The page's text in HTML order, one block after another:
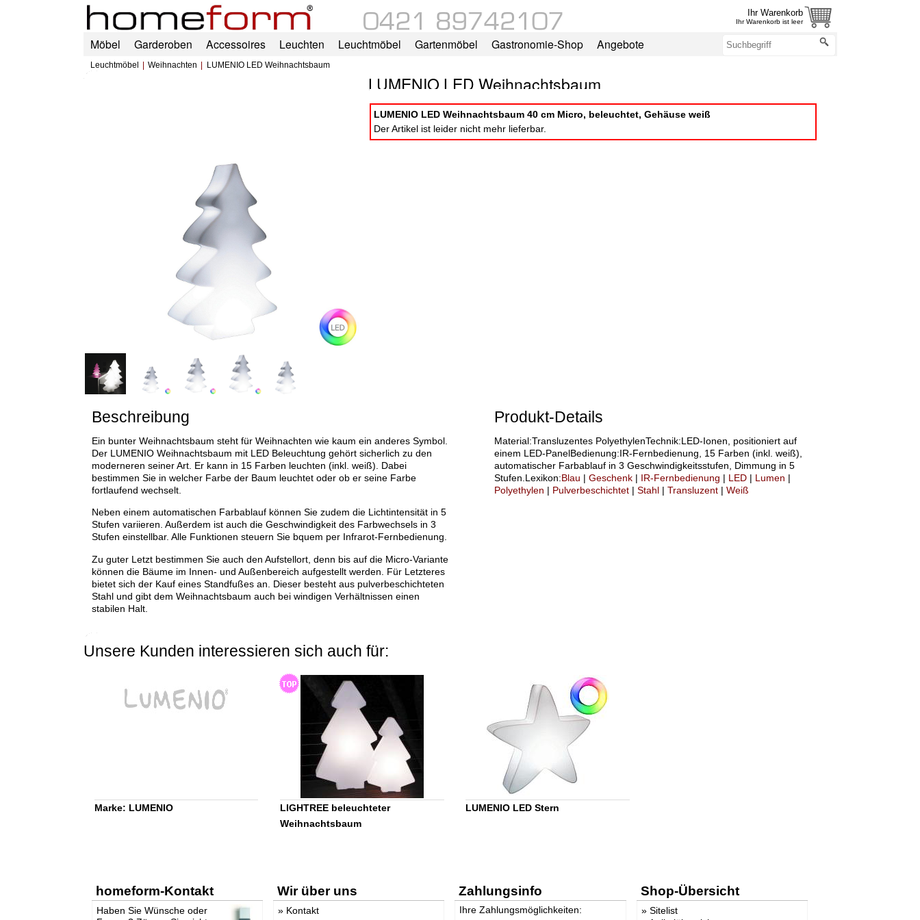
Ihr Warenkorb
Ihr Warenkorb ist leer
Möbel Garderoben Accessoires Leuchten Leuchtmöbel Gartenmöbel Gastronomie-Shop Angebote
Leuchtmöbel Weihnachten LUMENIO LED Weihnachtsbaum
LUMENIO LED Weihnachtsbaum
LUMENIO LED Weihnachtsbaum 40 cm Micro, beleuchtet, Gehäuse weiß
Der Artikel ist leider nicht mehr lieferbar.
Beschreibung
Ein bunter Weihnachtsbaum steht für Weihnachten wie kaum ein anderes Symbol.
Der LUMENIO Weihnachtsbaum mit LED Beleuchtung gehört sicherlich zu den
moderneren seiner Art. Er kann in 15 Farben leuchten (inkl. weiß). Dabei
bestimmen Sie in welcher Farbe der Baum leuchtet oder ob er seine Farbe
fortlaufend wechselt.
Neben einem automatischen Farbablauf können Sie zudem die Lichtintensität in 5
Stufen variieren. Außerdem ist auch die Geschwindigkeit des Farbwechsels in 3
Stufen einstellbar. Alle Funktionen steuern Sie bquem per Infrarot-Fernbedienung.
Zu guter Letzt bestimmen Sie auch den Aufstellort, denn bis auf die Micro-Variante
können die Bäume im Innen- und Außenbereich aufgestellt werden. Für Letzteres
bietet sich der Kauf eines Standfußes an. Dieser besteht aus pulverbeschichteten
Stahl und gibt dem Weihnachtsbaum auch bei windigen Verhältnissen einen
stabilen Halt.
Produkt-Details
Material:Transluzentes PolyethylenTechnik:LED-Ionen, positioniert auf
einem LED-PanelBedienung:IR-Fernbedienung, 15 Farben (inkl. weiß),
automatischer Farbablauf in 3 Geschwindigkeitsstufen, Dimmung in 5
Stufen.Lexikon:Blau | Geschenk| IR-Fernbedienung | LED| Lumen |
Polyethylen | Pulverbeschichtet| Stahl| Transluzent| Weiß
Unsere Kunden interessieren sich auch für:
Marke: LUMENIO
LIGHTREE beleuchteter
Weihnachtsbaum
LUMENIO LED Stern
homeform-Kontakt
Haben Sie Wünsche oder
Wir über uns
» Kontakt
Zahlungsinfo
Ihre Zahlungsmöglichkeiten:
Shop-Übersicht
» Sitelist